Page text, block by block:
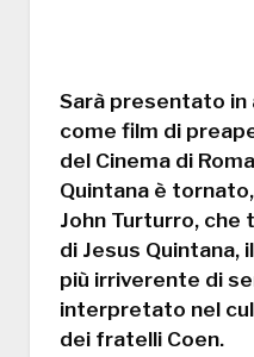
Sarà presentato in
come film di
del Cinema di
Quintana è
John Turturro, che
di Jesus Quintana,
più irriverente di
interpretato nel
dei fratelli Coen.